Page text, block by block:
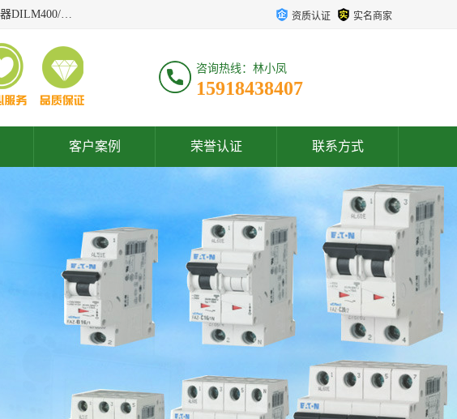
广东泓威电气设备有限公司是一家专业从事EATON凸轮开关T0,EATON隔离开关P,EATON伊顿软启动器,EATON接触器DILM400/22,ETN隔离开关P1-32/EA/SVB,凸轮开关T0-2-1/EA/SVB,伊顿软启动器S811+V42N3SP等品牌的电气自动化产品代理经销商。 资质认证 实名商家
咨询热线：林小凤
15918438407
客户案例 荣誉认证 联系方式